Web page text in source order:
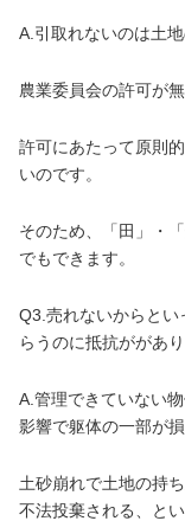
A.引取れないのは土
農業委員会の許可が
許可にあたって原則
いのです。
そのため、「田」・
でもできます。
Q3.売れないからとい
らうのに抵抗ががあり
A.管理できていない
影響で躯体の一部が
土砂崩れで土地の持
不法投棄される、と